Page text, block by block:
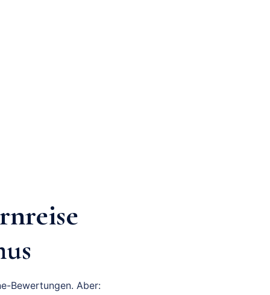
Bewertungen. Aber: